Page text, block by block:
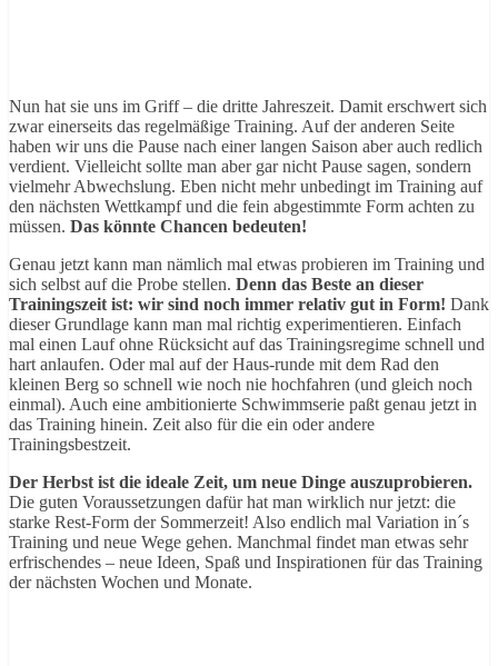
Nun hat sie uns im Griff – die dritte Jahreszeit. Damit erschwert sich
zwar einerseits das regelmäßige Training. Auf der anderen Seite
haben wir uns die Pause nach einer langen Saison aber auch redlich
verdient. Vielleicht sollte man aber gar nicht Pause sagen, sondern
vielmehr Abwechslung. Eben nicht mehr unbedingt im Training auf
den nächsten Wettkampf und die fein abgestimmte Form achten zu
müssen. Das könnte Chancen bedeuten!
Genau jetzt kann man nämlich mal etwas probieren im Training und
sich selbst auf die Probe stellen. Denn das Beste an dieser
Trainingszeit ist: wir sind noch immer relativ gut in Form! Dank
dieser Grundlage kann man mal richtig experimentieren. Einfach
mal einen Lauf ohne Rücksicht auf das Trainingsregime schnell und
hart anlaufen. Oder mal auf der Haus-runde mit dem Rad den
kleinen Berg so schnell wie noch nie hochfahren (und gleich noch
einmal). Auch eine ambitionierte Schwimmserie paßt genau jetzt in
das Training hinein. Zeit also für die ein oder andere
Trainingsbestzeit.
Der Herbst ist die ideale Zeit, um neue Dinge auszuprobieren.
Die guten Voraussetzungen dafür hat man wirklich nur jetzt: die
starke Rest-Form der Sommerzeit! Also endlich mal Variation in´s
Training und neue Wege gehen. Manchmal findet man etwas sehr
erfrischendes – neue Ideen, Spaß und Inspirationen für das Training
der nächsten Wochen und Monate.